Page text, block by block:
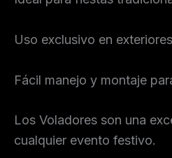
Uso exclusivo en
Fácil manejo y montaje
Los Voladores son una
cualquier evento festivo.